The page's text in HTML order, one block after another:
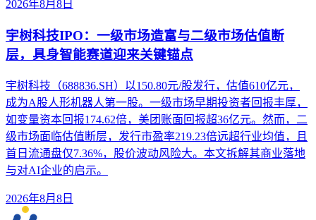
2026年8月8日
宇树科技IPO：一级市场造富与二级市场估值断
层，具身智能赛道迎来关键锚点
宇树科技（688836.SH）以150.80元/股发行，估值610亿元，
成为A股人形机器人第一股。一级市场早期投资者回报丰厚，
如变量资本回报174.62倍，美团账面回报超36亿元。然而，二
级市场面临估值断层，发行市盈率219.23倍远超行业均值，且
首日流通盘仅7.36%，股价波动风险大。本文拆解其商业落地
与对AI企业的启示。
2026年8月8日